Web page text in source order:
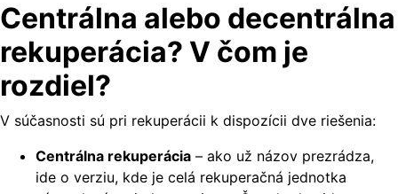
Centrálna alebo decentrálna
rekuperácia? V čom je
rozdiel?
V súčasnosti sú pri rekuperácii k dispozícii dve riešenia:
Centrálna rekuperácia – ako už názov prezrádza,
ide o verziu, kde je celá rekuperačná jednotka